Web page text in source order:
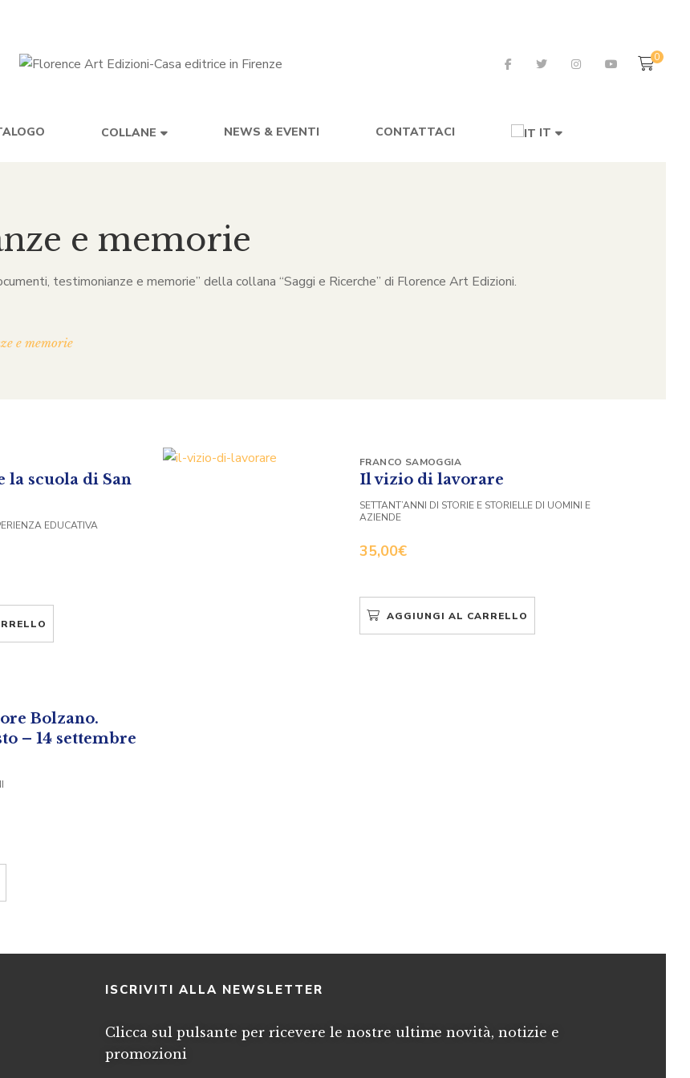
0
COLLANE NEWS & EVENTI CONTATTACI IT
e memorie
testimonianze e memorie” della collana “Saggi e Ricerche” di Florence Art Edizioni.
e memorie
scuola di San
EDUCATIVA
Il vizio di lavorare
35,00€
FRANCO SAMOGGIA
SETTANT’ANNI DI STORIE E STORIELLE DI UOMINI E
AZIENDE
AGGIUNGI AL CARRELLO
Bolzano.
– 14 settembre
ISCRIVITI ALLA NEWSLETTER
Clicca sul pulsante per ricevere le nostre ultime novità, notizie e
promozioni